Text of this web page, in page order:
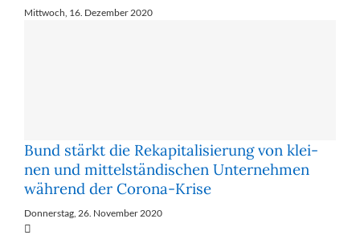
Mittwoch, 16. Dezember 2020
Bund stärkt die Re­ka­pi­ta­li­sie­rung von klei­
nen und mit­tel­stän­di­schen Un­ter­neh­men
wäh­rend der Co­ro­na-Kri­se
Donnerstag, 26. November 2020